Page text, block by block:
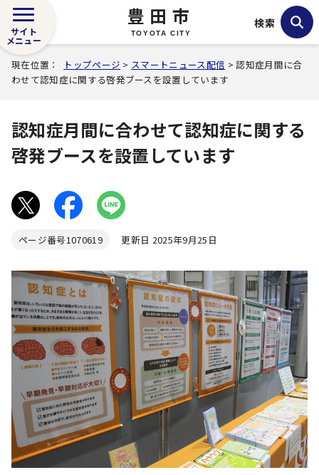
豊田市
TOYOTA CITY
サイト
メニュー
検索
現在位置： トップページ > スマートニュース配信 > 認知症月間に合
わせて認知症に関する啓発ブースを設置しています
認知症月間に合わせて認知症に関する
啓発ブースを設置しています
ページ番号1070619 更新日 2025年9月25日